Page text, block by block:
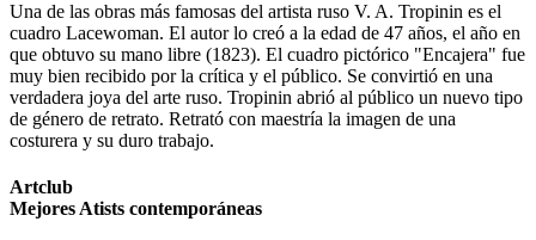
Una de las obras más famosas del artista ruso V. A. Tropinin es el
cuadro Lacewoman. El autor lo creó a la edad de 47 años, el año en
que obtuvo su mano libre (1823). El cuadro pictórico "Encajera" fue
muy bien recibido por la crítica y el público. Se convirtió en una
verdadera joya del arte ruso. Tropinin abrió al público un nuevo tipo
de género de retrato. Retrató con maestría la imagen de una
costurera y su duro trabajo.
Artclub
Mejores Atists contemporáneas